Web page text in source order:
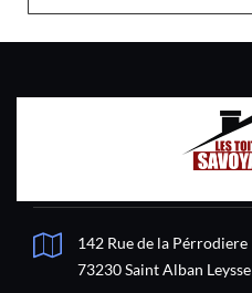
142 Rue de la Pérrodiere
73230 Saint Alban Leysse